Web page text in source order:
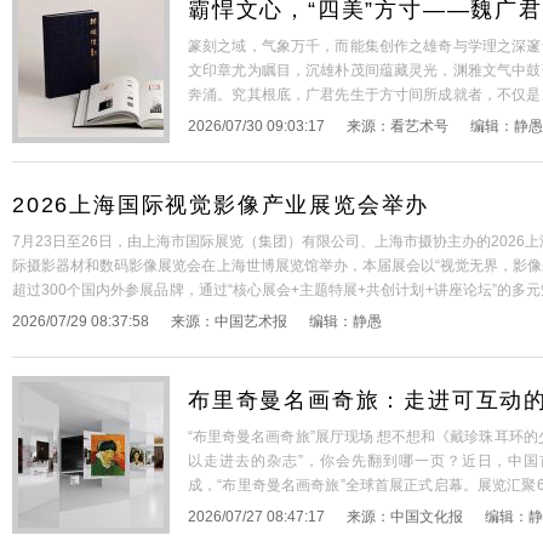
霸悍文心，“四美”方寸——魏广
底色
篆刻之域，气象万千，而能集创作之雄奇与学理之深
文印章尤为瞩目，沉雄朴茂间蕴藏灵光，渊雅文气中
奔涌。究其根底，广君先生于方寸间所成就者，不仅
升华，凝集为令人激赏之“四美”，其背后更呈现出一
+]
2026/07/30 09:03:17 来源： 看艺术号 编辑： 静愚
2026上海国际视觉影像产业展览会举办
7月23日至26日，由上海市国际展览（集团）有限公司、上海市摄协主办的2026
际摄影器材和数码影像展览会在上海世博展览馆举办，本届展会以“视觉无界，影
超过300个国内外参展品牌，通过“核心展会+主题特展+共创计划+讲座论坛”的多
接、大师分享于一体的沉浸式多场景体验空间。 本届展会汇聚相机、镜头、各类
2026/07/29 08:37:58 来源： 中国艺术报 编辑： 静愚
布里奇曼名画奇旅：走进可互动
“布里奇曼名画奇旅”展厅现场 想不想和《戴珍珠耳环
以走进去的杂志”，你会先翻到哪一页？近日，中
成，“布里奇曼名画奇旅”全球首展正式启幕。展览汇
巨匠、跨越1800年的近200幅正版高清名作，让观众
2026/07/27 08:47:17 来源： 中国文化报 编辑：